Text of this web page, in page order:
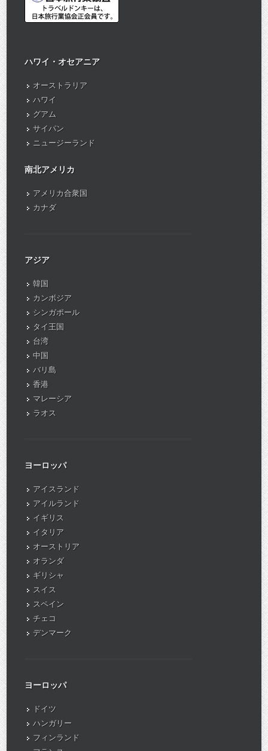
ハワイ・オセアニア
オーストラリア
ハワイ
グアム
サイパン
ニュージーランド
南北アメリカ
アメリカ合衆国
カナダ
アジア
韓国
カンボジア
シンガポール
タイ王国
台湾
中国
バリ島
香港
マレーシア
ラオス
ヨーロッパ
アイスランド
アイルランド
イギリス
イタリア
オーストリア
オランダ
ギリシャ
スイス
スペイン
チェコ
デンマーク
ヨーロッパ
ドイツ
ハンガリー
フィンランド